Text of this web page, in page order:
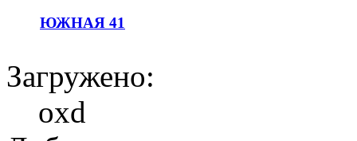
ЮЖНАЯ 41
Загружено:
oxd